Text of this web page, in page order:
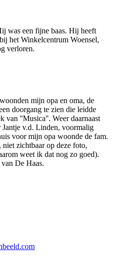
was een fijne baas. Hij heeft
het Winkelcentrum Woensel,
verloren.
mijn opa en oma, de
doorgang te zien die leidde
van ''Musica''. Weer daarnaast
v.d. Linden, voormalig
voor mijn opa woonde de fam.
zichtbaar op deze foto,
weet ik dat nog zo goed).
De Haas.